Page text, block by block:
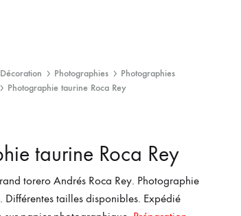
Décoration Photographies
Photographies
Photographie taurine Roca Rey
taurine Roca Rey
torero Andrés Roca Rey. Photographie
Différentes tailles disponibles. Expédié